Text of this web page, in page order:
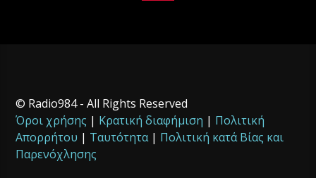
© Radio984 - All Rights Reserved
Όροι χρήσης | Κρατική διαφήμιση | Πολιτική
Απορρήτου | Ταυτότητα| Πολιτική κατά Βίας και
Παρενόχλησης